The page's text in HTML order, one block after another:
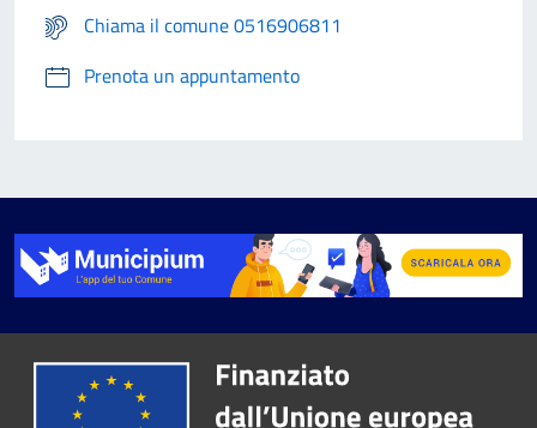
Chiama il comune 0516906811
Prenota un appuntamento